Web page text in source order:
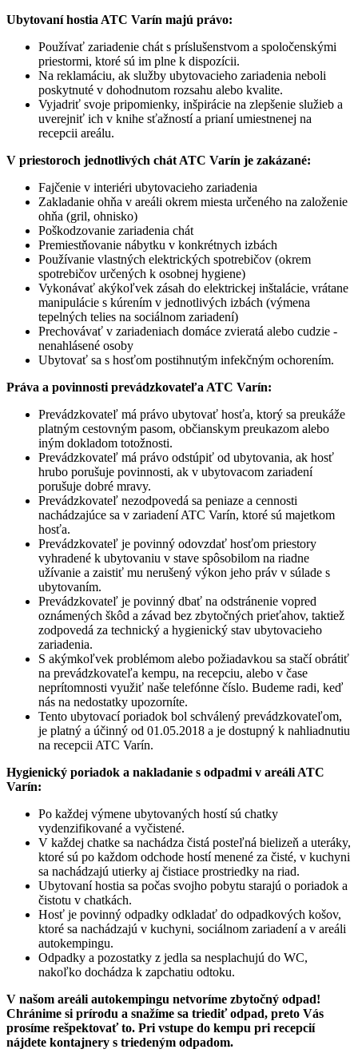
Ubytovaní hostia ATC Varín majú právo:
Používať zariadenie chát s príslušenstvom a spoločenskými
priestormi, ktoré sú im plne k dispozícii.
Na reklamáciu, ak služby ubytovacieho zariadenia neboli
poskytnuté v dohodnutom rozsahu alebo kvalite.
Vyjadriť svoje pripomienky, inšpirácie na zlepšenie služieb a
uverejniť ich v knihe sťažností a prianí umiestnenej na
recepcii areálu.
V priestoroch jednotlivých chát ATC Varín je zakázané:
Fajčenie v interiéri ubytovacieho zariadenia
Zakladanie ohňa v areáli okrem miesta určeného na založenie
ohňa (gril, ohnisko)
Poškodzovanie zariadenia chát
Premiestňovanie nábytku v konkrétnych izbách
Používanie vlastných elektrických spotrebičov (okrem
spotrebičov určených k osobnej hygiene)
Vykonávať akýkoľvek zásah do elektrickej inštalácie, vrátane
manipulácie s kúrením v jednotlivých izbách (výmena
tepelných telies na sociálnom zariadení)
Prechovávať v zariadeniach domáce zvieratá alebo cudzie -
nenahlásené osoby
Ubytovať sa s hosťom postihnutým infekčným ochorením.
Práva a povinnosti prevádzkovateľa ATC Varín:
Prevádzkovateľ má právo ubytovať hosťa, ktorý sa preukáže
platným cestovným pasom, občianskym preukazom alebo
iným dokladom totožnosti.
Prevádzkovateľ má právo odstúpiť od ubytovania, ak hosť
hrubo porušuje povinnosti, ak v ubytovacom zariadení
porušuje dobré mravy.
Prevádzkovateľ nezodpovedá sa peniaze a cennosti
nachádzajúce sa v zariadení ATC Varín, ktoré sú majetkom
hosťa.
Prevádzkovateľ je povinný odovzdať hosťom priestory
vyhradené k ubytovaniu v stave spôsobilom na riadne
užívanie a zaistiť mu nerušený výkon jeho práv v súlade s
ubytovaním.
Prevádzkovateľ je povinný dbať na odstránenie vopred
oznámených škôd a závad bez zbytočných prieťahov, taktiež
zodpovedá za technický a hygienický stav ubytovacieho
zariadenia.
S akýmkoľvek problémom alebo požiadavkou sa stačí obrátiť
na prevádzkovateľa kempu, na recepciu, alebo v čase
neprítomnosti využiť naše telefónne číslo. Budeme radi, keď
nás na nedostatky upozorníte.
Tento ubytovací poriadok bol schválený prevádzkovateľom,
je platný a účinný od 01.05.2018 a je dostupný k nahliadnutiu
na recepcii ATC Varín.
Hygienický poriadok a nakladanie s odpadmi v areáli ATC
Varín:
Po každej výmene ubytovaných hostí sú chatky
vydenzifikované a vyčistené.
V každej chatke sa nachádza čistá posteľná bielizeň a uteráky,
ktoré sú po každom odchode hostí menené za čisté, v kuchyni
sa nachádzajú utierky aj čistiace prostriedky na riad.
Ubytovaní hostia sa počas svojho pobytu starajú o poriadok a
čistotu v chatkách.
Hosť je povinný odpadky odkladať do odpadkových košov,
ktoré sa nachádzajú v kuchyni, sociálnom zariadení a v areáli
autokempingu.
Odpadky a pozostatky z jedla sa nesplachujú do WC,
nakoľko dochádza k zapchatiu odtoku.
V našom areáli autokempingu netvoríme zbytočný odpad!
Chránime si prírodu a snažíme sa triediť odpad, preto Vás
prosíme rešpektovať to. Pri vstupe do kempu pri recepcií
nájdete kontajnery s triedeným odpadom.